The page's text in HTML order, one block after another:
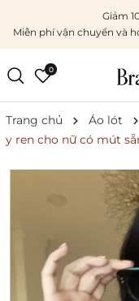
Giảm
Miễn phí vận chuyển và
0
Trang chủ Áo lót
y ren cho nữ có mút